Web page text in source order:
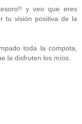
y veo que eres
tu visión positiva de la
toda la compota,
la disfruten los míos.